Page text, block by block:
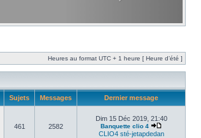
Heures au format UTC + 1 heure [ Heure d’été ]
Sujets Messages Dernier message
461 2582
Dim 15 Déc 2019, 21:40
Banquette clio 4
CLIO4 sté-jetapdedan